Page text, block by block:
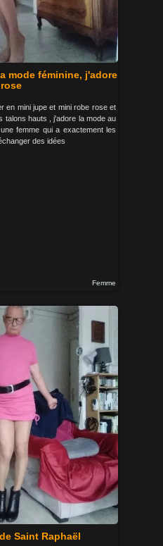
mode féminine, j'adore
en mini jupe et mini robe rose et
talons hauts , j'adore la mode au
femme qui a exactement les
des idées
Femme
Saint Raphaël